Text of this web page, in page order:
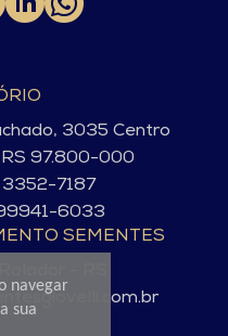
navegar
sua
3035 Centro
RS 97.800-000
3352-7187
6033
SEMENTES